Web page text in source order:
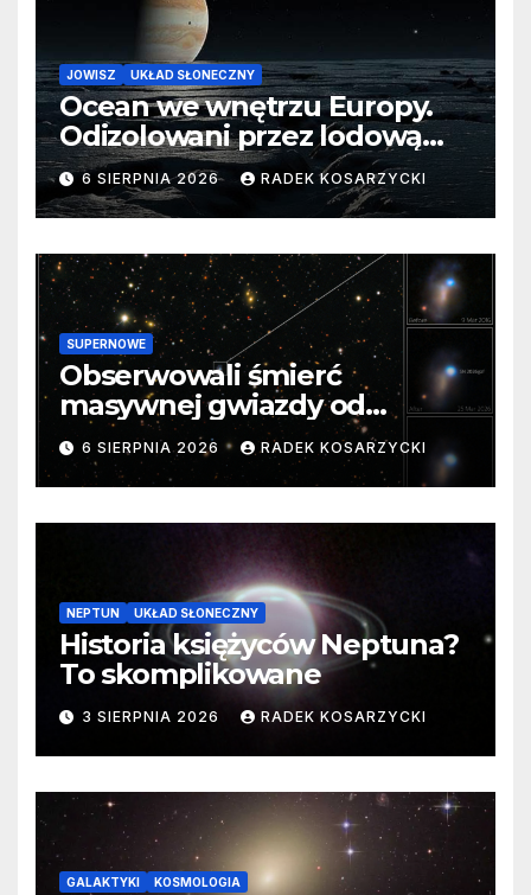
JOWISZ UKŁAD SŁONECZNY
Ocean we wnętrzu Europy.
Odizolowani przez lodową
barierę
6 SIERPNIA 2026 RADEK KOSARZYCKI
SUPERNOWE
Obserwowali śmierć
masywnej gwiazdy od
samego początku. Niezwykle
cenne dane
6 SIERPNIA 2026 RADEK KOSARZYCKI
NEPTUN UKŁAD SŁONECZNY
Historia księżyców Neptuna?
To skomplikowane
3 SIERPNIA 2026 RADEK KOSARZYCKI
GALAKTYKI KOSMOLOGIA